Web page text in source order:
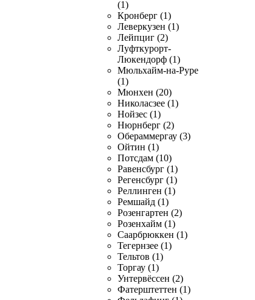
(1)
Кронберг (1)
Леверкузен (1)
Лейпциг (2)
Луфткурорт-
Люкендорф (1)
Мюльхайм-на-Руре
(1)
Мюнхен (20)
Николасзее (1)
Нойзес (1)
Нюрнберг (2)
Обераммергау (3)
Ойтин (1)
Потсдам (10)
Равенсбург (1)
Регенсбург (1)
Реллинген (1)
Ремшайд (1)
Розенгартен (2)
Розенхайм (1)
Саарбрюккен (1)
Тегернзее (1)
Тельтов (1)
Торгау (1)
Унтервёссен (2)
Фатерштеттен (1)